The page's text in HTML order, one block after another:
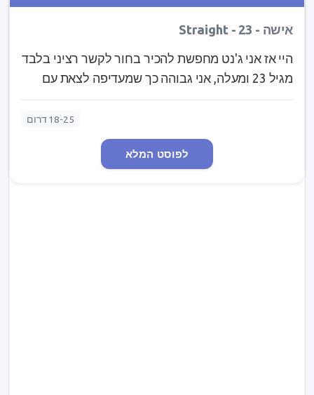
חיצונית מחפש מישהי שנראת טוב, אחת שמעריכה את
עצמה ואת הסביבה שלה. חשוב לי מישהי שלא גרה
ומעוניינת להכיר, אל תתביישי לשלוח הודעה!😊
אישה - Straight - 23
היי אז אני ג'נט מחפשת להכיר בחור לקשר רציני בלבד
מגיל 23 ומעלה, אני גבוהה כך שמעדיפה לצאת עם
מישהו גבוהה ממני. אני 1.76 אני אוהבת בעלי חיים,
טבע, חברים, מוזיקה, ריקוד אממ וזהו אשמח להכיר :)
18-25 דרום
לפוסט המלא